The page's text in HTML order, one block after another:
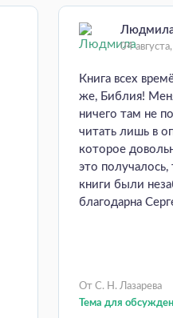
04
Книга всех
же, Библия!
ничего там не
читать лишь в
которое
это получалось,
книги были
благодарна
От С. Н. Лазарева
Тема для